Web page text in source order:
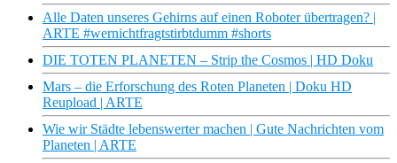
Alle Daten unseres Gehirns auf einen Roboter übertragen? |
ARTE #wernichtfragtstirbtdumm #shorts
DIE TOTEN PLANETEN – Strip the Cosmos | HD Doku
Mars – die Erforschung des Roten Planeten | Doku HD
Reupload | ARTE
Wie wir Städte lebenswerter machen | Gute Nachrichten vom
Planeten | ARTE